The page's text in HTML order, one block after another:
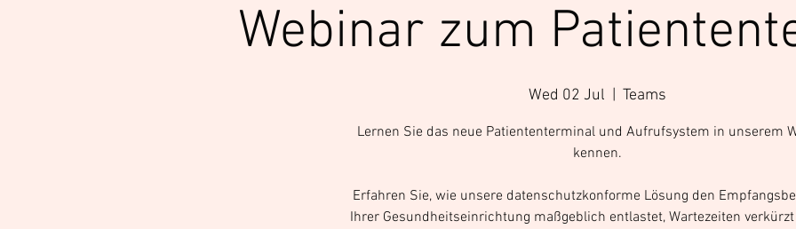
Webinar zum
Wed 02 Jul Teams
Lernen Sie das neue Patiententerminal und Aufrufsystem in unserem
kennen.
Erfahren Sie, wie unsere datenschutzkonforme Lösung den
Ihrer Gesundheitseinrichtung maßgeblich entlastet, Wartezeiten